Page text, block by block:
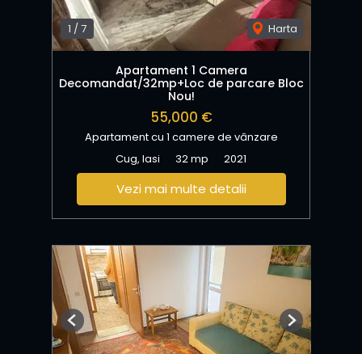
1 /7 Harta
Apartament 1 Camera
Decomandat/32mp+Loc de parcare Bloc
Nou!
55,000 €
Apartament cu 1 camere de vânzare
Cug, Iasi
32 mp 2021
Vezi mai multe detalii
Previous Next